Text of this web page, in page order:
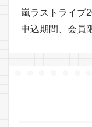
嵐ラストライブ
申込期間、会員